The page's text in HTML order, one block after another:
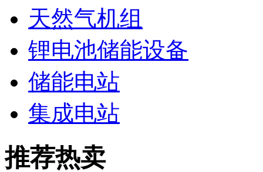
天然气机组
锂电池储能设备
储能电站
集成电站
推荐热卖